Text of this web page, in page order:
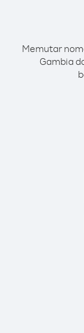
Memutar
Gambia